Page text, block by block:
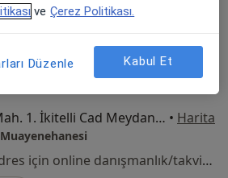
Kılıç Aydın
Halkalı Merkez Mah. 1. İkitelli Cad Meydan Halkalı Sit.No:2 A Blok D:168, İstanbul • Harita
Muayenehanesi
Bu uzman ilgili adres için online danışmanlık/takvim sunmuyor.
ve Çerez Politikası.
Düzenle Kabul Et